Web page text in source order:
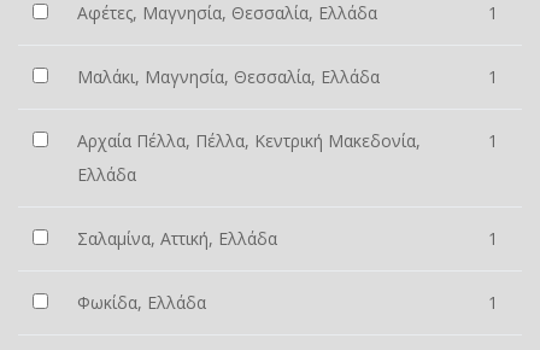
Αφέτες, Μαγνησία, Θεσσαλία, Ελλάδα 1
Μαλάκι, Μαγνησία, Θεσσαλία, Ελλάδα 1
Αρχαία Πέλλα, Πέλλα, Κεντρική Μακεδονία,
Ελλάδα
1
Σαλαμίνα, Αττική, Ελλάδα 1
Φωκίδα, Ελλάδα 1